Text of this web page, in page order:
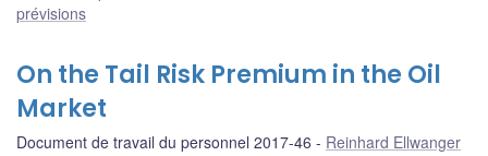
prévisions
On the Tail Risk Premium in the Oil
Market
Document de travail du personnel 2017-46 Reinhard Ellwanger